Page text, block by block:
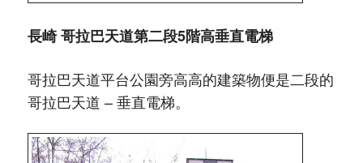
長崎 哥拉巴天道第二段5階高垂直電梯
哥拉巴天道平台公園旁高高的建築物便是二段的
哥拉巴天道 – 垂直電梯。